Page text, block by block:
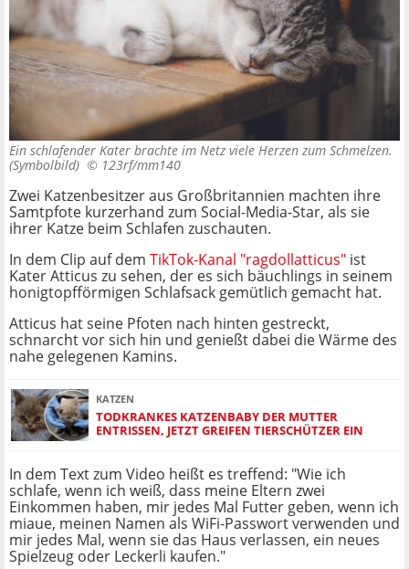
Ein schlafender Kater brachte im Netz viele Herzen zum Schmelzen.
(Symbolbild) © 123rf/mm140
Zwei Katzenbesitzer aus Großbritannien machten ihre
Samtpfote kurzerhand zum Social-Media-Star, als sie
ihrer Katze beim Schlafen zuschauten.
In dem Clip auf dem TikTok-Kanal "ragdollatticus" ist
Kater Atticus zu sehen, der es sich bäuchlings in seinem
honigtopfförmigen Schlafsack gemütlich gemacht hat.
Atticus hat seine Pfoten nach hinten gestreckt,
schnarcht vor sich hin und genießt dabei die Wärme des
nahe gelegenen Kamins.
KATZEN
TODKRANKES KATZENBABY DER MUTTER
ENTRISSEN, JETZT GREIFEN TIERSCHÜTZER EIN
In dem Text zum Video heißt es treffend: "Wie ich
schlafe, wenn ich weiß, dass meine Eltern zwei
Einkommen haben, mir jedes Mal Futter geben, wenn ich
miaue, meinen Namen als WiFi-Passwort verwenden und
mir jedes Mal, wenn sie das Haus verlassen, ein neues
Spielzeug oder Leckerli kaufen."